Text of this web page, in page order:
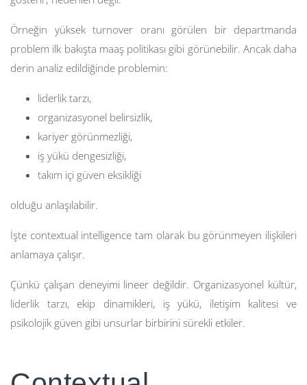
Örneğin yüksek turnover oranı görülen bir departmanda
problem ilk bakışta maaş politikası gibi görünebilir. Ancak daha
derin analiz edildiğinde problemin:
liderlik tarzı,
organizasyonel belirsizlik,
kariyer görünmezliği,
iş yükü dengesizliği,
takım içi güven eksikliği
olduğu anlaşılabilir.
İşte contextual intelligence tam olarak bu görünmeyen ilişkileri
anlamaya çalışır.
Çünkü çalışan deneyimi lineer değildir. Organizasyonel kültür,
liderlik tarzı, ekip dinamikleri, iş yükü, iletişim kalitesi ve
psikolojik güven gibi unsurlar birbirini sürekli etkiler.